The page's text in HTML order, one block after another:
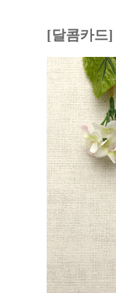
[달콤카드]